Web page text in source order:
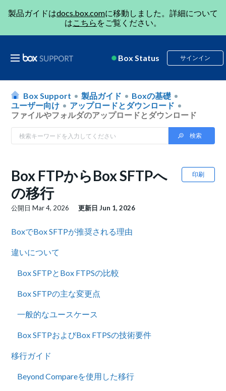
製品ガイドはdocs.box.comに移動しました。詳細について
はこちら をご覧ください。
Box Status サインイン
Box Support 製品ガイド
Boxの基礎
ユーザー向け
アップロードとダウンロード
ファイルやフォルダのアップロードとダウンロード
印刷
Box FTPからBox SFTPへ
の移行
公開日Mar 4, 2026 更新日Jun 1, 2026
BoxでBox SFTPが推奨される理由
違いについて
Box SFTPとBox FTPSの比較
Box SFTPの主な変更点
一般的なユースケース
Box SFTPおよびBox FTPSの技術要件
移行ガイド
Beyond Compareを使用した移行